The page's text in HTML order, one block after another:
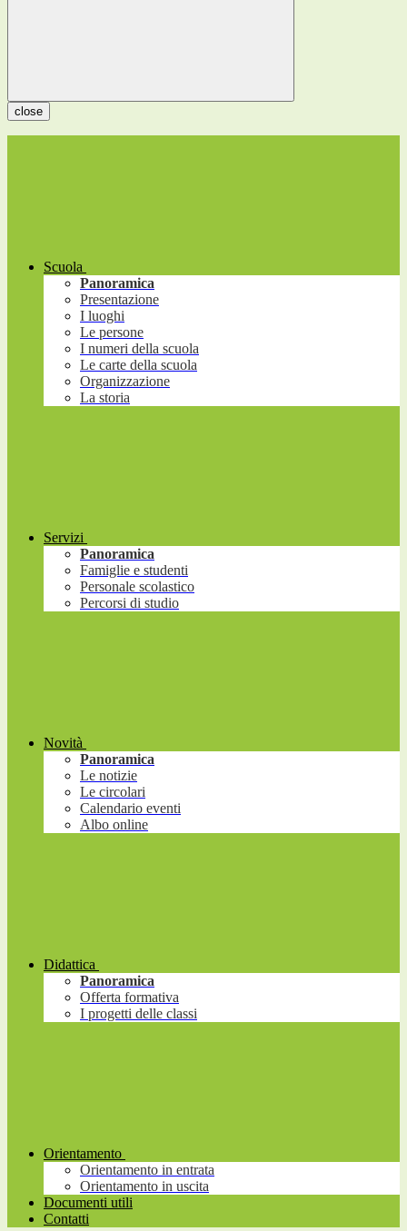
close
Scuola
Panoramica
Presentazione
I luoghi
Le persone
I numeri della scuola
Le carte della scuola
Organizzazione
La storia
Servizi
Panoramica
Famiglie e studenti
Personale scolastico
Percorsi di studio
Novità
Panoramica
Le notizie
Le circolari
Calendario eventi
Albo online
Didattica
Panoramica
Offerta formativa
I progetti delle classi
Orientamento
Orientamento in entrata
Orientamento in uscita
Documenti utili
Contatti